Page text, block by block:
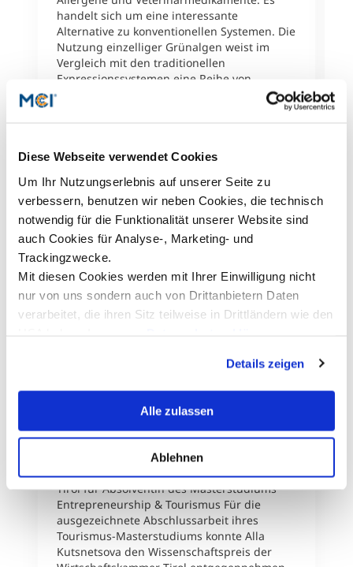
Diese Webseite verwendet Cookies
Um Ihr Nutzungserlebnis auf unserer Seite zu
verbessern, benutzen wir neben Cookies, die technisch
notwendig für die Funktionalität unserer Website sind
auch Cookies für Analyse-, Marketing- und
Trackingzwecke.
Mit diesen Cookies werden mit Ihrer Einwilligung nicht
nur von uns sondern auch von Drittanbietern Daten
verarbeitet, die ihren Sitz teilweise in Drittländern wie den
erklären Ihnen genau, was eine Datenübermittlung in die
USA bedeuten kann.
Details zeigen
Alle zulassen
Ablehnen
handelt sich um eine interessante
Alternative zu konventionellen Systemen. Die
Nutzung einzelliger Grünalgen weist im
Vergleich mit den traditionellen
Expressionssystemen eine Reihe von
Vorteilen z. B. im Bereich der Biosicherheit
auf. In diesem Kontext hat Nevena Mitrovic
Reihe bisher unbekannter Sequenzmotive
MCI-Departments Biotechnologie, erläutert
weiter: „Diese Ergebnisse fließen
unmittelbar in unseren
Forschungsschwerpunkt ein und werden als
Basis für die Weiterentwicklung des
Produktionssystems verwendet. Es freut
mich als Betreuer sehr, dass diese
hervorragende und wertvolle Arbeit nun mit
dem VPH-Förderpreis ausgezeichnet wurde.“
Mal an Studierende zur Finanzierung ihres
den Kategorien empirische Arbeiten,
Arbeiten mit besonderem Anteil hinsichtlich
Arbeiten mit hohem methodisch-
theoretischem Anspruch ausgelobt.
Wissenschaftspreis der Wirtschaftskammer
Tirol für Absolventin des Masterstudiums
Entrepreneurship & Tourismus Für die
ausgezeichnete Abschlussarbeit ihres
Tourismus-Masterstudiums konnte Alla
Kutsnetsova den Wissenschaftspreis der